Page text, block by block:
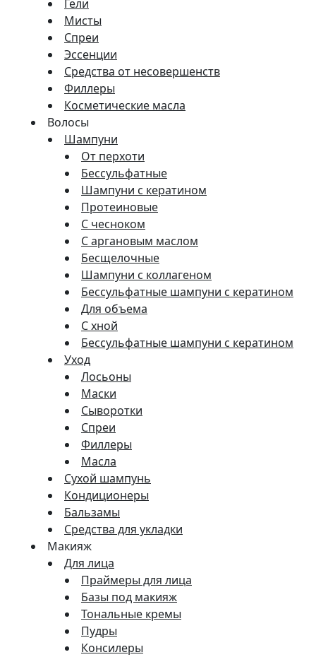
Гели
Мисты
Спреи
Эссенции
Средства от несовершенств
Филлеры
Косметические масла
Волосы
Шампуни
От перхоти
Бессульфатные
Шампуни с кератином
Протеиновые
С чесноком
С аргановым маслом
Бесщелочные
Шампуни с коллагеном
Бессульфатные шампуни с кератином
Для объема
С хной
Бессульфатные шампуни с кератином
Уход
Лосьоны
Маски
Сыворотки
Спреи
Филлеры
Масла
Сухой шампунь
Кондиционеры
Бальзамы
Средства для укладки
Макияж
Для лица
Праймеры для лица
Базы под макияж
Тональные кремы
Пудры
Консилеры